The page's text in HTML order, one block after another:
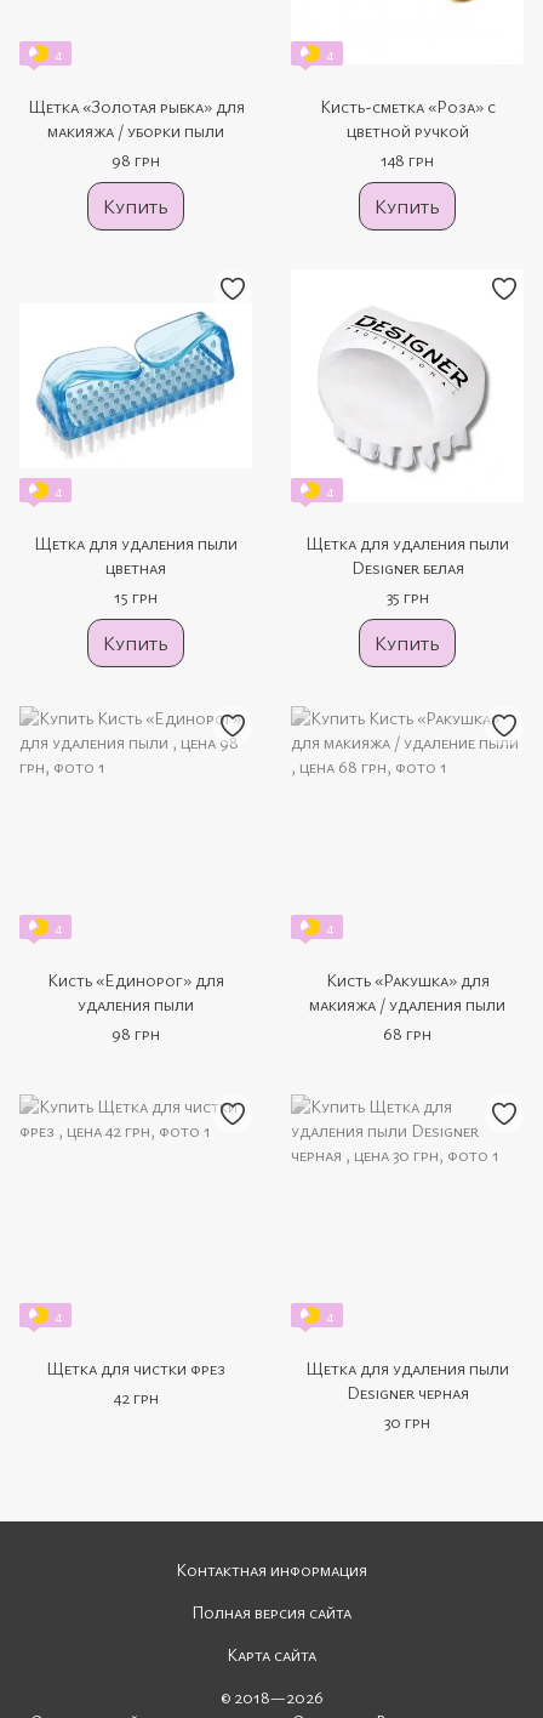
4
Щетка «Золотая рыбка» для
макияжа / уборки пыли
98 грн
Купить
4
Кисть-сметка «Роза» с
цветной ручкой
148 грн
Купить
4
Щетка для удаления пыли
цветная
15 грн
Купить
4
Щетка для удаления пыли
Designer белая
35 грн
Купить
4
Кисть «Единорог» для
удаления пыли
98 грн
4
Кисть «Ракушка» для
макияжа / удаления пыли
68 грн
4
Щетка для чистки фрез
42 грн
4
Щетка для удаления пыли
Designer черная
30 грн
Контактная информация
Полная версия сайта
Карта сайта
© 2018—2026